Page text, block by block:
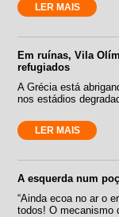
LER MAIS
Em ruínas, Vila
refugiados
A Grécia está
nos estádios
LER MAIS
A esquerda num
“Ainda ecoa no ar o
todos! O mecanismo